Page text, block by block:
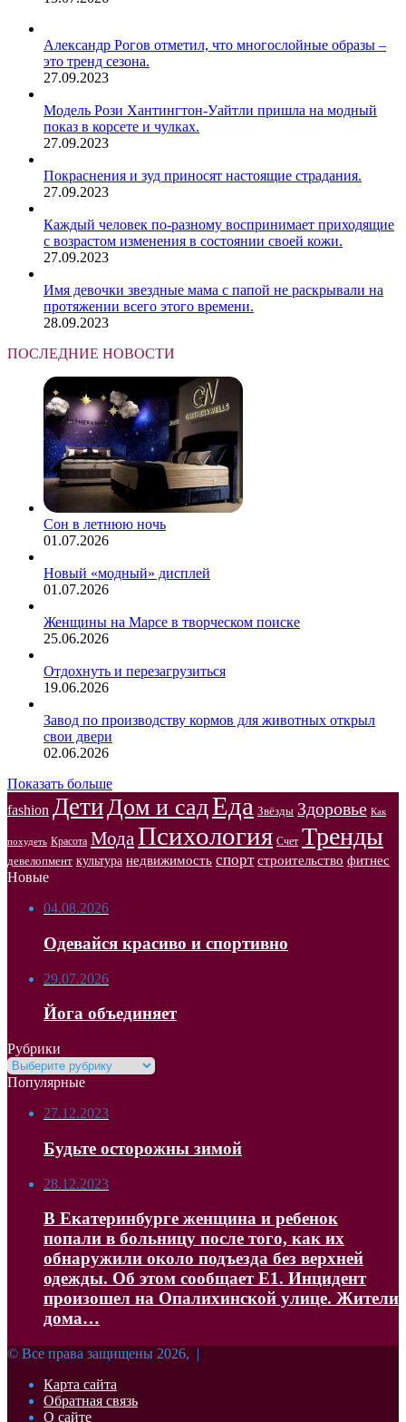
Александр Рогов отметил, что многослойные образы –
это тренд сезона.
27.09.2023
Модель Рози Хантингтон-Уайтли пришла на модный
показ в корсете и чулках.
27.09.2023
Покраснения и зуд приносят настоящие страдания.
27.09.2023
Каждый человек по-разному воспринимает приходящие
с возрастом изменения в состоянии своей кожи.
27.09.2023
Имя девочки звездные мама с папой не раскрывали на
протяжении всего этого времени.
28.09.2023
ПОСЛЕДНИЕ НОВОСТИ
Сон в летнюю ночь
01.07.2026
Новый «модный» дисплей
01.07.2026
Женщины на Марсе в творческом поиске
25.06.2026
Отдохнуть и перезагрузиться
19.06.2026
Завод по производству кормов для животных открыл
свои двери
02.06.2026
Показать больше
fashion ДетиДом и садЕда Звёзды Здоровье Как
похудеть Красота Мода Психология Счет Тренды
девелопмент культура недвижимость спорт строительство фитнес
Новые
04.08.2026
Одевайся красиво и спортивно
29.07.2026
Йога объединяет
Рубрики
Рубрики
Популярные
27.12.2023
Будьте осторожны зимой
28.12.2023
В Екатеринбурге женщина и ребенок
попали в больницу после того, как их
обнаружили около подъезда без верхней
одежды. Об этом сообщает Е1. Инцидент
произошел на Опалихинской улице. Жители
дома…
© Все права защищены 2026, |
Карта сайта
Обратная связь
О сайте